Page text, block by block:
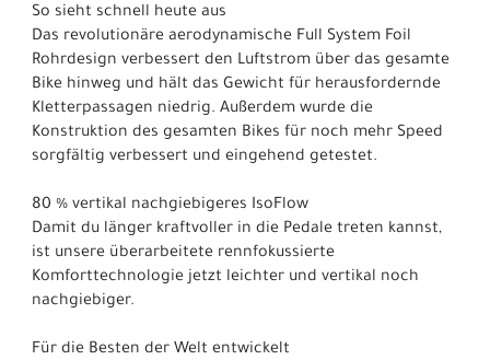
So sieht schnell heute aus
Das revolutionäre aerodynamische Full System Foil
Rohrdesign verbessert den Luftstrom über das gesamte
Bike hinweg und hält das Gewicht für herausfordernde
Kletterpassagen niedrig. Außerdem wurde die
Konstruktion des gesamten Bikes für noch mehr Speed
sorgfältig verbessert und eingehend getestet.
80 % vertikal nachgiebigeres IsoFlow
Damit du länger kraftvoller in die Pedale treten kannst,
ist unsere überarbeitete rennfokussierte
Komforttechnologie jetzt leichter und vertikal noch
nachgiebiger.
Für die Besten der Welt entwickelt